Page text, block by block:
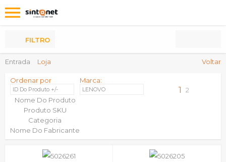
Entrada Loja Voltar
FILTRO
Ordenar por
ID Do Produto +/-
Nome Do Produto
Produto SKU
Categoria
Nome Do Fabricante
Marca:
LENOVO 1 2